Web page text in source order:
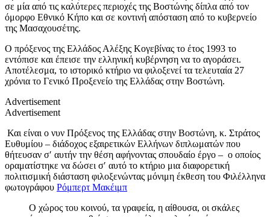
σε μία από τις καλύτερες περιοχές της Βοστώνης δίπλα από τον
όμορφο Εθνικό Κήπο και σε κοντινή απόσταση από το κυβερνείο
της Μασαχουσέτης.
Ο πρόξενος της Ελλάδος Αλέξης Κογεβίνας τo έτος 1993 το
εντόπισε και έπεισε την ελληνική κυβέρνηση να το αγοράσει.
Αποτέλεσμα, το ιστορικό κτήριο να φιλοξενεί τα τελευταία 27
χρόνια το Γενικό Προξενείο της Ελλάδας στην Βοστώνη.
Advertisement
Advertisement
Και είναι ο νυν Πρόξενος της Ελλάδας στην Βοστώνη, κ. Στράτος
Ευθυμίου – διάδοχος εξαιρετικών Ελλήνων διπλωματών που
θήτευσαν σ′ αυτήν την θέση αφήνοντας σπουδαίο έργο – ο οποίος
οραματίστηκε να δώσει σ′ αυτό το κτήριο μια διαφορετική
πολιτισμική διάσταση φιλοξενώντας μόνιμη έκθεση του Φιλέλληνα
φωτογράφου Ρόμπερτ Μακέιμπ
Ο χώρος του κοινού, τα γραφεία, η αίθουσα, οι σκάλες